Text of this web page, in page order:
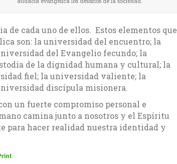
cada uno de ellos. Estos elementos que
son: la universidad del encuentro; la
del Evangelio fecundo; la
de la dignidad humana y cultural; la
fiel; la universidad valiente; la
discípula misionera.
un fuerte compromiso personal e
camina junto a nosotros y el Espíritu
para hacer realidad nuestra identidad y